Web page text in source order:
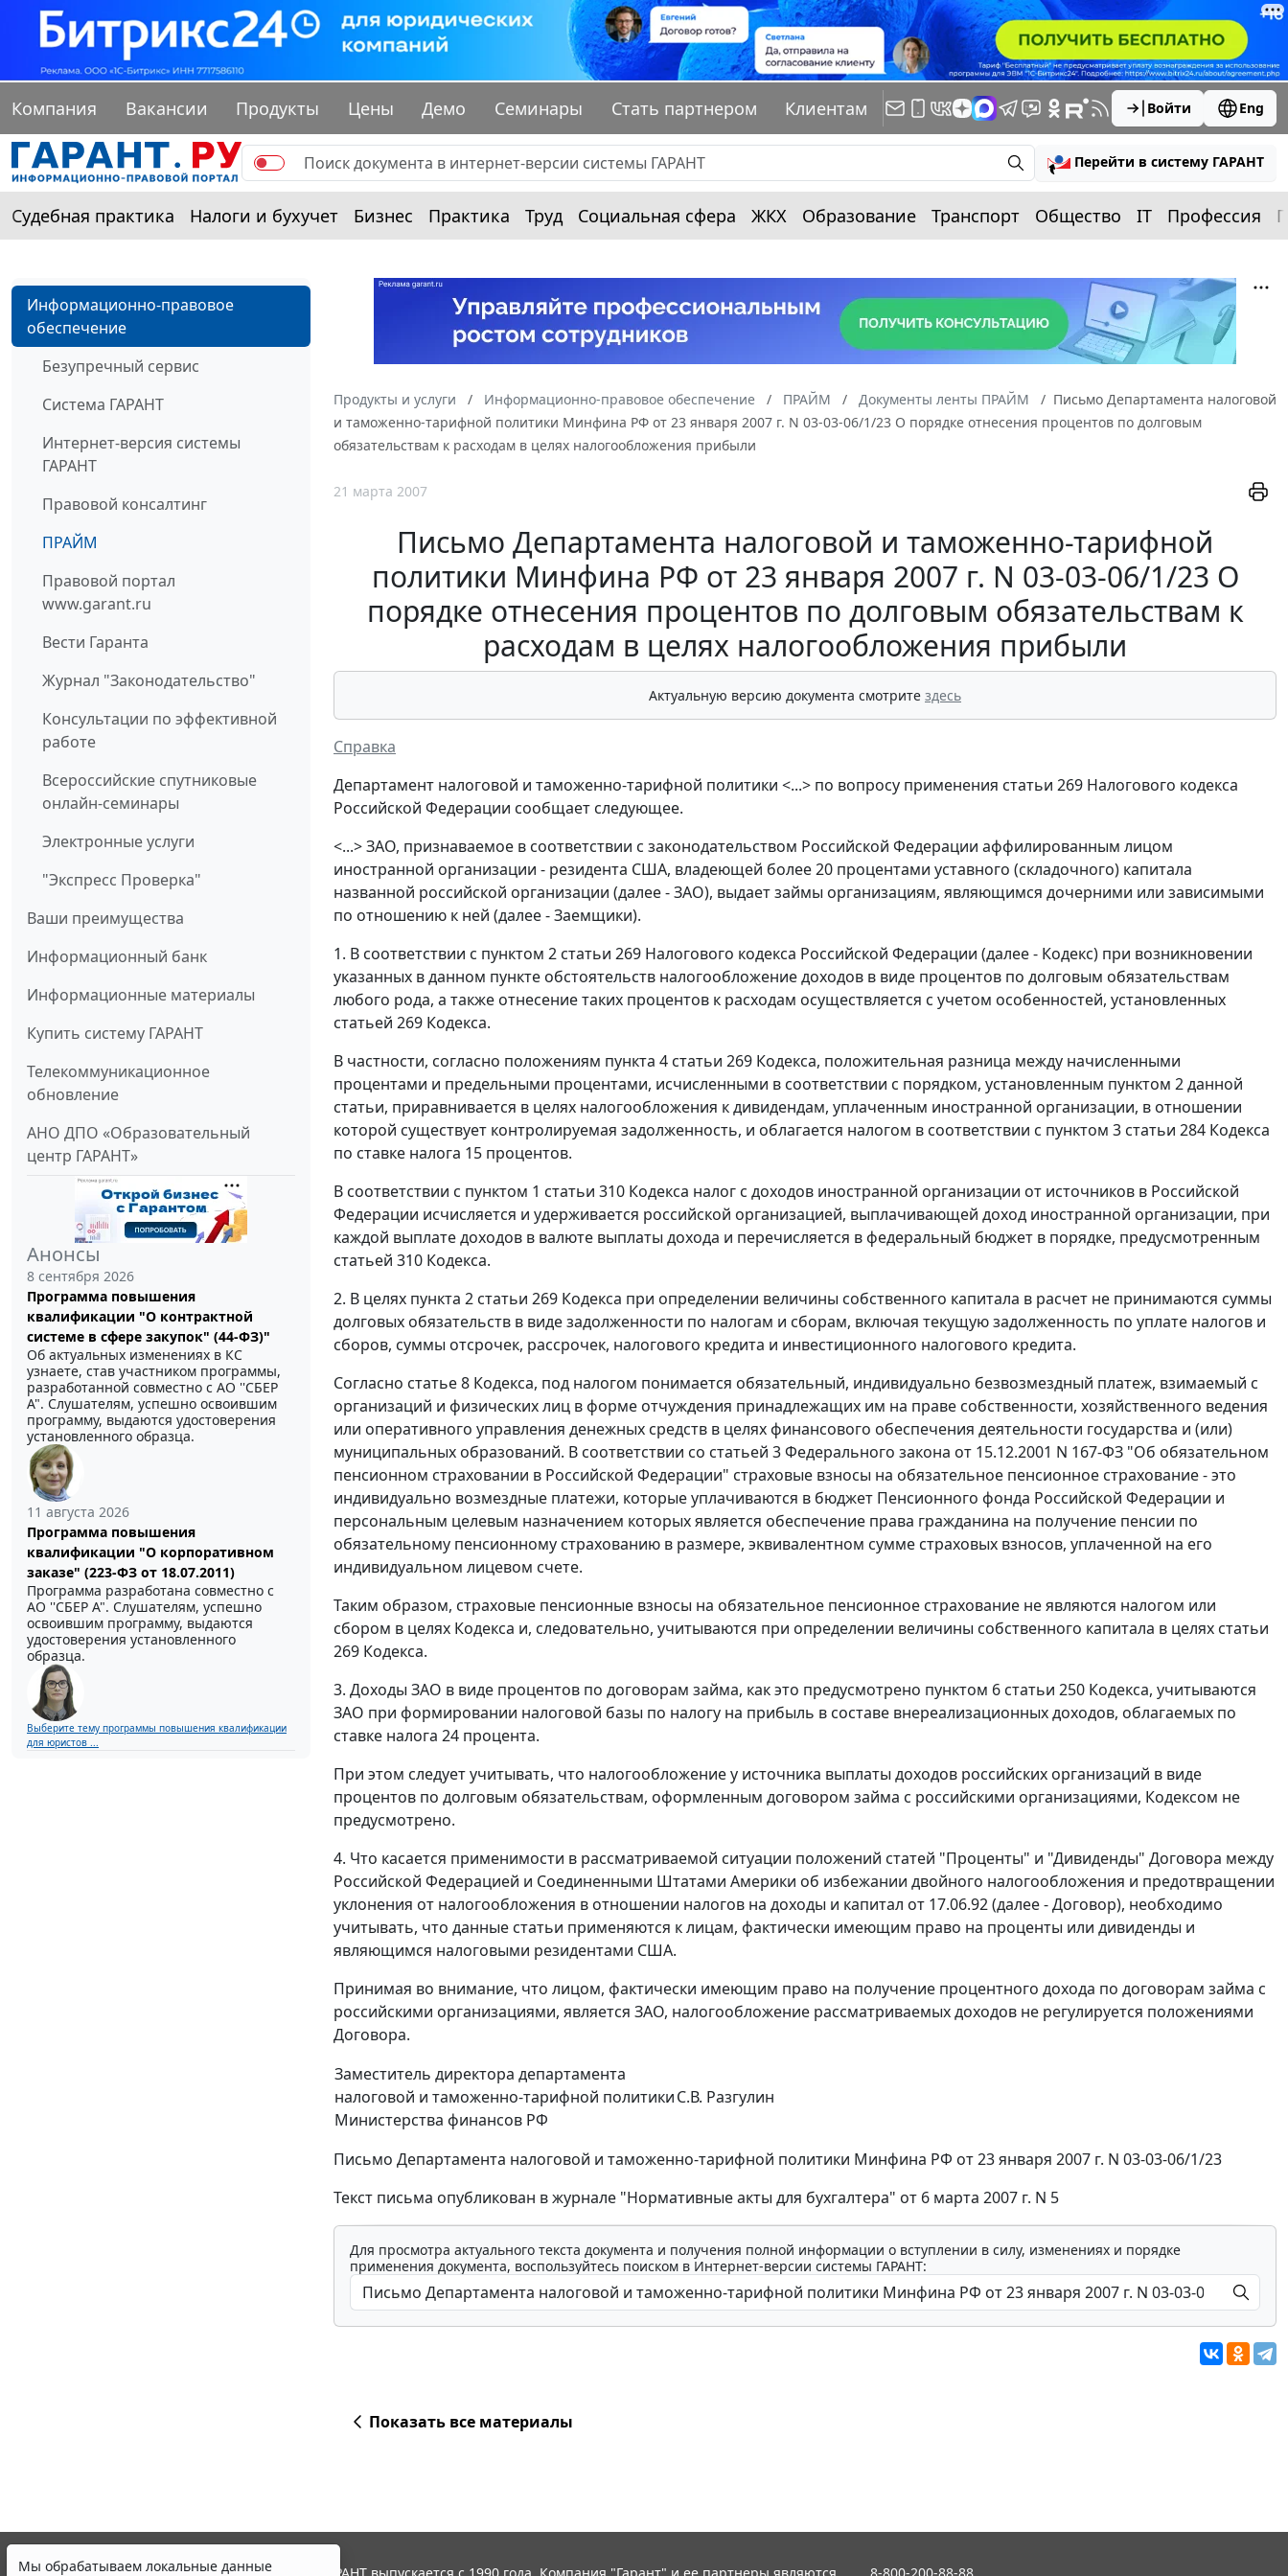
Компания Вакансии Продукты Цены Демо Семинары Стать партнером Клиентам Войти Eng
Перейти в систему ГАРАНТ
Судебная практика Налоги и бухучет Бизнес Практика Труд Социальная сфера ЖКХ Образование Транспорт Общество IT Профессия
Информационно-правовое
обеспечение
Безупречный сервис
Система ГАРАНТ
Интернет-версия системы
ГАРАНТ
Правовой консалтинг
ПРАЙМ
Правовой портал
www.garant.ru
Вести Гаранта
Журнал "Законодательство"
Консультации по эффективной
работе
Всероссийские спутниковые
онлайн-семинары
Электронные услуги
"Экспресс Проверка"
Ваши преимущества
Информационный банк
Информационные материалы
Купить систему ГАРАНТ
Телекоммуникационное
обновление
АНО ДПО «Образовательный
центр ГАРАНТ»
Анонсы
8 сентября 2026
Программа повышения
квалификации "О контрактной
системе в сфере закупок" (44-ФЗ)"
Об актуальных изменениях в КС
узнаете, став участником программы,
разработанной совместно с АО ''СБЕР
А". Слушателям, успешно освоившим
программу, выдаются удостоверения
установленного образца.
11 августа 2026
Программа повышения
квалификации "О корпоративном
заказе" (223-ФЗ от 18.07.2011)
Программа разработана совместно с
АО ''СБЕР А". Слушателям, успешно
освоившим программу, выдаются
удостоверения установленного
образца.
Выберите тему программы повышения квалификации
для юристов ...
Продукты и услуги Информационно-правовое обеспечение ПРАЙМ Документы ленты ПРАЙМ
Письмо Департамента налоговой
и таможенно-тарифной политики Минфина РФ от 23 января 2007 г. N 03-03-06/1/23 О порядке отнесения процентов по долговым
обязательствам к расходам в целях налогообложения прибыли
21 марта 2007
Письмо Департамента налоговой и таможенно-тарифной
политики Минфина РФ от 23 января 2007 г. N 03-03-06/1/23 О
порядке отнесения процентов по долговым обязательствам к
расходам в целях налогообложения прибыли
Актуальную версию документа смотрите здесь
Справка
Департамент налоговой и таможенно-тарифной политики <...> по вопросу применения статьи 269 Налогового кодекса
Российской Федерации сообщает следующее.
<...> ЗАО, признаваемое в соответствии с законодательством Российской Федерации аффилированным лицом
иностранной организации - резидента США, владеющей более 20 процентами уставного (складочного) капитала
названной российской организации (далее - ЗАО), выдает займы организациям, являющимся дочерними или зависимыми
по отношению к ней (далее - Заемщики).
1. В соответствии с пунктом 2 статьи 269 Налогового кодекса Российской Федерации (далее - Кодекс) при возникновении
указанных в данном пункте обстоятельств налогообложение доходов в виде процентов по долговым обязательствам
любого рода, а также отнесение таких процентов к расходам осуществляется с учетом особенностей, установленных
статьей 269 Кодекса.
В частности, согласно положениям пункта 4 статьи 269 Кодекса, положительная разница между начисленными
процентами и предельными процентами, исчисленными в соответствии с порядком, установленным пунктом 2 данной
статьи, приравнивается в целях налогообложения к дивидендам, уплаченным иностранной организации, в отношении
которой существует контролируемая задолженность, и облагается налогом в соответствии с пунктом 3 статьи 284 Кодекса
по ставке налога 15 процентов.
В соответствии с пунктом 1 статьи 310 Кодекса налог с доходов иностранной организации от источников в Российской
Федерации исчисляется и удерживается российской организацией, выплачивающей доход иностранной организации, при
каждой выплате доходов в валюте выплаты дохода и перечисляется в федеральный бюджет в порядке, предусмотренным
статьей 310 Кодекса.
2. В целях пункта 2 статьи 269 Кодекса при определении величины собственного капитала в расчет не принимаются суммы
долговых обязательств в виде задолженности по налогам и сборам, включая текущую задолженность по уплате налогов и
сборов, суммы отсрочек, рассрочек, налогового кредита и инвестиционного налогового кредита.
Согласно статье 8 Кодекса, под налогом понимается обязательный, индивидуально безвозмездный платеж, взимаемый с
организаций и физических лиц в форме отчуждения принадлежащих им на праве собственности, хозяйственного ведения
или оперативного управления денежных средств в целях финансового обеспечения деятельности государства и (или)
муниципальных образований. В соответствии со статьей 3 Федерального закона от 15.12.2001 N 167-ФЗ "Об обязательном
пенсионном страховании в Российской Федерации" страховые взносы на обязательное пенсионное страхование - это
индивидуально возмездные платежи, которые уплачиваются в бюджет Пенсионного фонда Российской Федерации и
персональным целевым назначением которых является обеспечение права гражданина на получение пенсии по
обязательному пенсионному страхованию в размере, эквивалентном сумме страховых взносов, уплаченной на его
индивидуальном лицевом счете.
Таким образом, страховые пенсионные взносы на обязательное пенсионное страхование не являются налогом или
сбором в целях Кодекса и, следовательно, учитываются при определении величины собственного капитала в целях статьи
269 Кодекса.
3. Доходы ЗАО в виде процентов по договорам займа, как это предусмотрено пунктом 6 статьи 250 Кодекса, учитываются
ЗАО при формировании налоговой базы по налогу на прибыль в составе внереализационных доходов, облагаемых по
ставке налога 24 процента.
При этом следует учитывать, что налогообложение у источника выплаты доходов российских организаций в виде
процентов по долговым обязательствам, оформленным договором займа с российскими организациями, Кодексом не
предусмотрено.
4. Что касается применимости в рассматриваемой ситуации положений статей "Проценты" и "Дивиденды" Договора между
Российской Федерацией и Соединенными Штатами Америки об избежании двойного налогообложения и предотвращении
уклонения от налогообложения в отношении налогов на доходы и капитал от 17.06.92 (далее - Договор), необходимо
учитывать, что данные статьи применяются к лицам, фактически имеющим право на проценты или дивиденды и
являющимся налоговыми резидентами США.
Принимая во внимание, что лицом, фактически имеющим право на получение процентного дохода по договорам займа с
российскими организациями, является ЗАО, налогообложение рассматриваемых доходов не регулируется положениями
Договора.
Заместитель директора департамента
налоговой и таможенно-тарифной политики
Министерства финансов РФ
С.В. Разгулин
Письмо Департамента налоговой и таможенно-тарифной политики Минфина РФ от 23 января 2007 г. N 03-03-06/1/23
Текст письма опубликован в журнале "Нормативные акты для бухгалтера" от 6 марта 2007 г. N 5
Для просмотра актуального текста документа и получения полной информации о вступлении в силу, изменениях и порядке
применения документа, воспользуйтесь поиском в Интернет-версии системы ГАРАНТ:
Показать все материалы
Мы обрабатываем локальные данные